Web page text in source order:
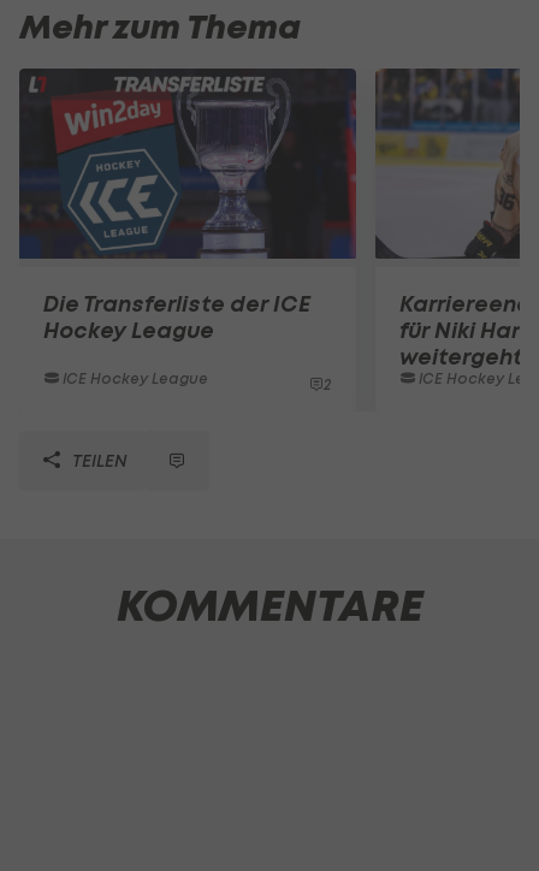
Mehr zum Thema
Die Transferliste der ICE
Hockey League
ICE Hockey League 2
für Niki Hartl
weitergeht
ICE Hockey
TEILEN
KOMMENTARE